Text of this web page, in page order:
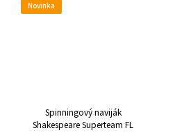
Novinka
Spinningový naviják
Shakespeare Superteam FL